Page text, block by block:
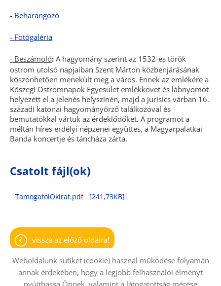
- Beharangozó
- Fotógaléria
- Beszámoló: A hagyomány szerint az 1532-es török
ostrom utolsó napjaiban Szent Márton közbenjárásának
köszönhetően menekült meg a város. Ennek az emlékére a
Kőszegi Ostromnapok Egyesület emlékkövet és lábnyomot
helyezett el a jelenés helyszínén, majd a Jurisics várban 16.
századi katonai hagyományőrző találkozóval és
bemutatókkal vártuk az érdeklődőket. A programot a
méltán híres erdélyi népzenei együttes, a Magyarpalatkai
Banda koncertje és táncháza zárta.
Csatolt fájl(ok)
TamogatoiOkirat.pdf [241,73KB]
vissza az előző oldalra!
Weboldalunk sütiket (cookie) használ működése folyamán
annak érdekében, hogy a legjobb felhasználói élményt
nyújthassa Önnek, valamint a látogatottság mérése